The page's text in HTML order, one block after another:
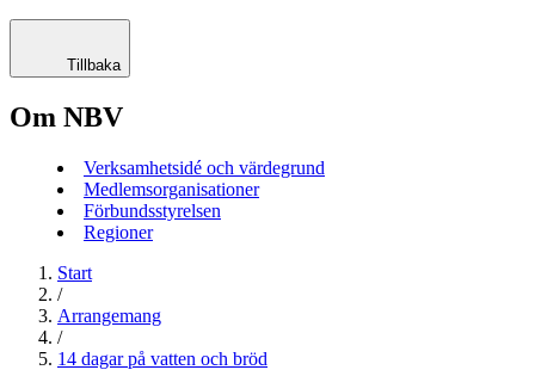
Tillbaka
Om NBV
Verksamhetsidé och värdegrund
Medlemsorganisationer
Förbundsstyrelsen
Regioner
Start
/
Arrangemang
/
14 dagar på vatten och bröd